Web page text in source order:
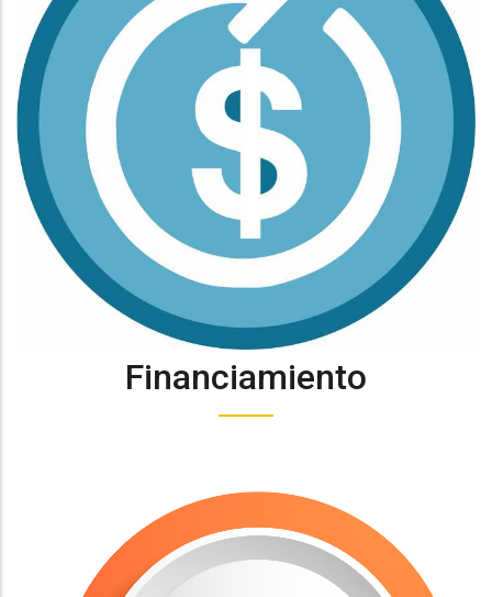
Financiamiento